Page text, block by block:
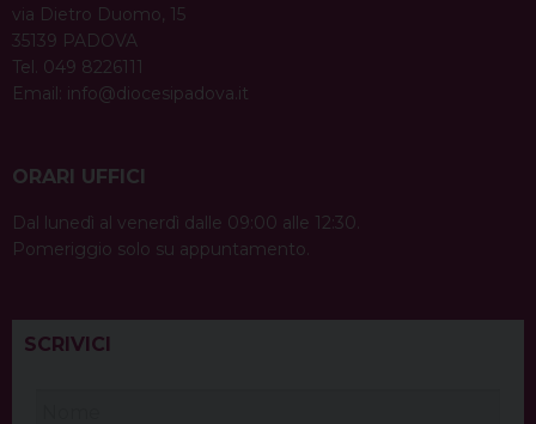
via Dietro Duomo, 15
35139 PADOVA
Tel. 049 8226111
Email: info@diocesipadova.it
ORARI UFFICI
Dal lunedì al venerdì dalle 09:00 alle 12:30.
Pomeriggio solo su appuntamento.
SCRIVICI